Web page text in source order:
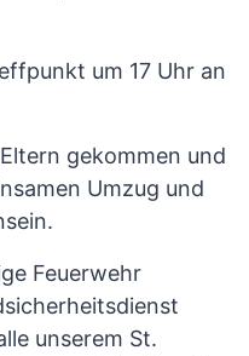
um 17 Uhr an
gekommen und
Umzug und
Feuerwehr
unserem St.